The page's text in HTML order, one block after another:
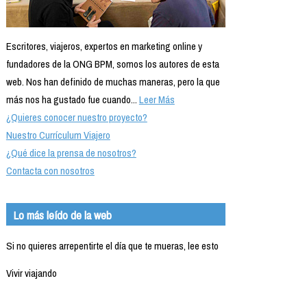
Escritores, viajeros, expertos en marketing online y
fundadores de la ONG BPM, somos los autores de esta
web. Nos han definido de muchas maneras, pero la que
más nos ha gustado fue cuando...Leer Más
¿Quieres conocer nuestro proyecto?
Nuestro Currículum Viajero
¿Qué dice la prensa de nosotros?
Contacta con nosotros
Lo más leído de la web
Si no quieres arrepentirte el día que te mueras, lee esto
Vivir viajando